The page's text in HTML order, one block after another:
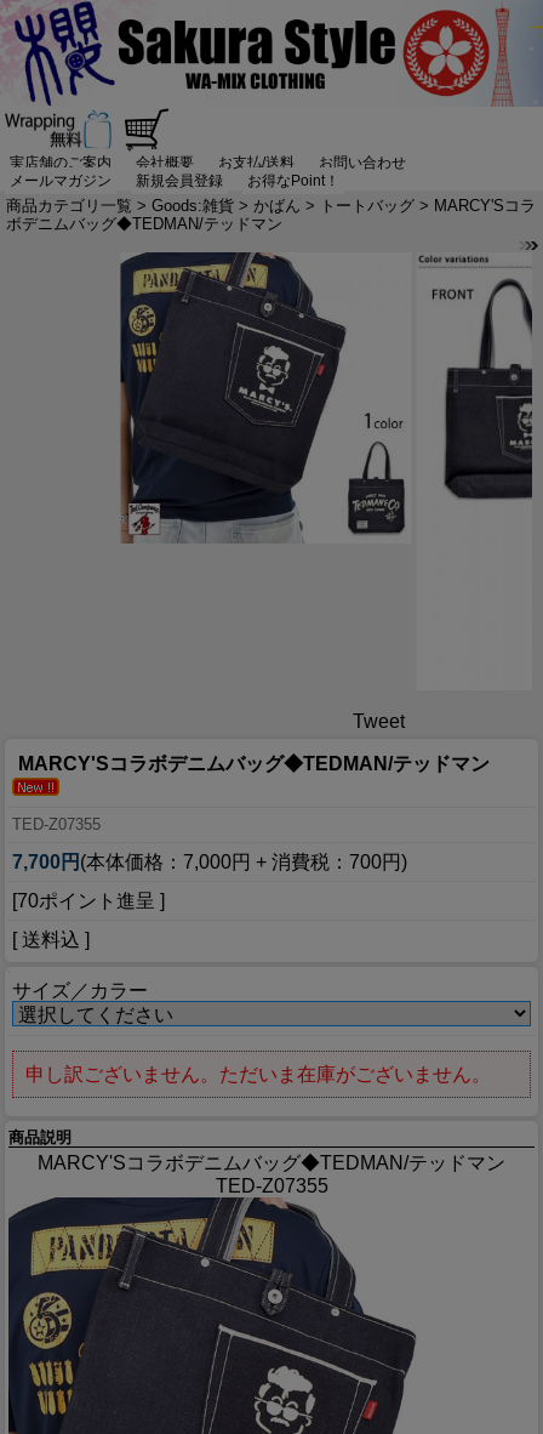
実店舗のご案内 会社概要 お支払/送料
お問い合わせ
メールマガジン
新規会員登録 お得なPoint！
商品カテゴリ一覧 > Goods:雑貨 > かばん > トートバッグ > MARCY'Sコラ
ボデニムバッグ◆TEDMAN/テッドマン
Tweet
MARCY'Sコラボデニムバッグ◆TEDMAN/テッドマン
TED-Z07355
7,700円 (本体価格：7,000円 + 消費税：700円)
[70ポイント進呈 ]
[ 送料込 ]
サイズ／カラー
申し訳ございません。ただいま在庫がございません。
商品説明
MARCY'Sコラボデニムバッグ◆TEDMAN/テッドマン
TED-Z07355